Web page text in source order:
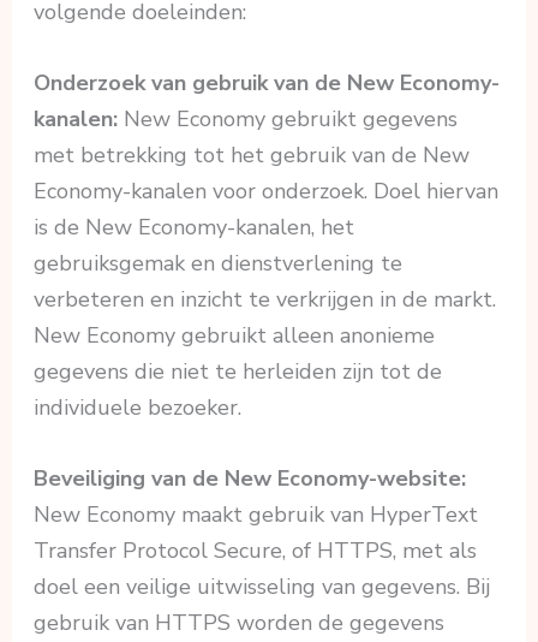
volgende doeleinden:
Onderzoek van gebruik van de New Economy-
kanalen: New Economy gebruikt gegevens
met betrekking tot het gebruik van de New
Economy-kanalen voor onderzoek. Doel hiervan
is de New Economy-kanalen, het
gebruiksgemak en dienstverlening te
verbeteren en inzicht te verkrijgen in de markt.
New Economy gebruikt alleen anonieme
gegevens die niet te herleiden zijn tot de
individuele bezoeker.
Beveiliging van de New Economy-website:
New Economy maakt gebruik van HyperText
Transfer Protocol Secure, of HTTPS, met als
doel een veilige uitwisseling van gegevens. Bij
gebruik van HTTPS worden de gegevens